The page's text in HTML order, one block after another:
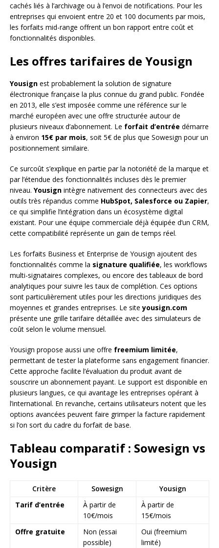
cachés liés à l’archivage ou à l’envoi de notifications. Pour les
entreprises qui envoient entre 20 et 100 documents par mois,
les forfaits mid-range offrent un bon rapport entre coût et
fonctionnalités disponibles.
Les offres tarifaires de Yousign
Yousign est probablement la solution de signature
électronique française la plus connue du grand public. Fondée
en 2013, elle s’est imposée comme une référence sur le
marché européen avec une offre structurée autour de
plusieurs niveaux d’abonnement. Le forfait d’entrée démarre
à environ 15€ par mois, soit 5€ de plus que Sowesign pour un
positionnement similaire.
Ce surcoût s’explique en partie par la notoriété de la marque et
par l’étendue des fonctionnalités incluses dès le premier
niveau. Yousign intègre nativement des connecteurs avec des
outils très répandus comme HubSpot, Salesforce ou Zapier,
ce qui simplifie l’intégration dans un écosystème digital
existant. Pour une équipe commerciale déjà équipée d’un CRM,
cette compatibilité représente un gain de temps réel.
Les forfaits Business et Enterprise de Yousign ajoutent des
fonctionnalités comme la signature qualifiée, les workflows
multi-signataires complexes, ou encore des tableaux de bord
analytiques pour suivre les taux de complétion. Ces options
sont particulièrement utiles pour les directions juridiques des
moyennes et grandes entreprises. Le siteyousign.com
présente une grille tarifaire détaillée avec des simulateurs de
coût selon le volume mensuel.
Yousign propose aussi une offre freemium limitée,
permettant de tester la plateforme sans engagement financier.
Cette approche facilite l’évaluation du produit avant de
souscrire un abonnement payant. Le support est disponible en
plusieurs langues, ce qui avantage les entreprises opérant à
l’international. En revanche, certains utilisateurs notent que les
options avancées peuvent faire grimper la facture rapidement
si l’on sort du cadre du forfait de base.
Tableau comparatif : Sowesign vs
Yousign
Critère Sowesign
Yousign
Tarif d’entrée
À partir de
10€/mois
À partir de
15€/mois
Offre gratuite
Non (essai
possible)
Oui (freemium
limité)